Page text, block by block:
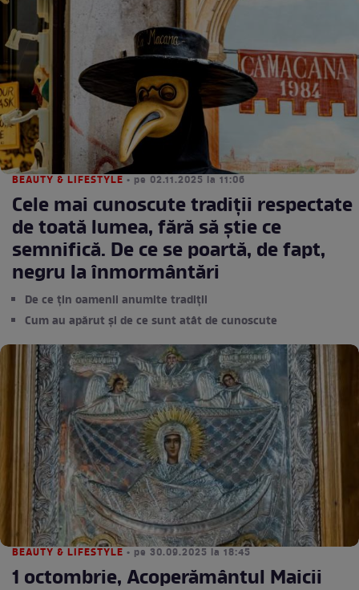
BEAUTY & LIFESTYLE • pe 02.11.2025 la 11:06
Cele mai cunoscute tradiții respectate
de toată lumea, fără să știe ce
semnifică. De ce se poartă, de fapt,
negru la înmormântări
De ce țin oamenii anumite tradiții
Cum au apărut și de ce sunt atât de cunoscute
BEAUTY & LIFESTYLE • pe 30.09.2025 la 18:45
1 octombrie, Acoperământul Maicii